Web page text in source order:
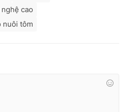
và báo điện tử số 483/GP-BTTTT
cao
nuôi tôm